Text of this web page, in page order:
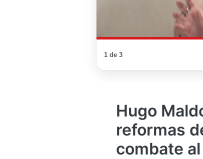
1 de 3
Hugo
reformas
combate